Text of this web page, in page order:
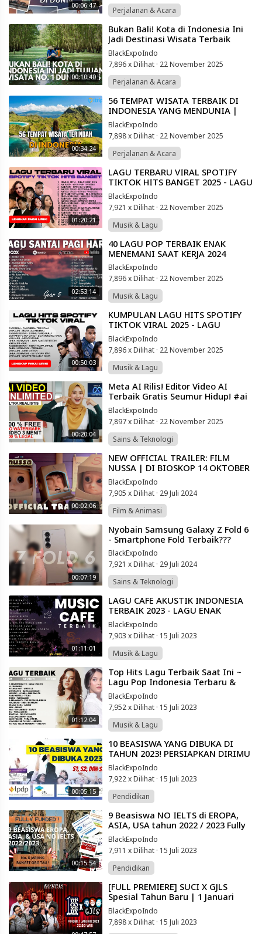
00:06:47
Perjalanan & Acara
00:10:40
⁣Bukan Bali! Kota di Indonesia Ini
Jadi Destinasi Wisata Terbaik
Dunia Tahun 2025
BlackExpoIndo
7,896 x Dilihat · 22 November 2025
Perjalanan & Acara
00:34:24
⁣56 TEMPAT WISATA TERBAIK DI
INDONESIA YANG MENDUNIA |
WISATA INDONESIA PAING HITS
2025
BlackExpoIndo
7,898 x Dilihat · 22 November 2025
Perjalanan & Acara
01:20:21
⁣LAGU TERBARU VIRAL SPOTIFY
TIKTOK HITS BANGET 2025 - LAGU
POP INDONESIA TERBAIK
BlackExpoIndo
7,921 x Dilihat · 22 November 2025
Musik & Lagu
02:53:14
⁣40 LAGU POP TERBAIK ENAK
MENEMANI SAAT KERJA 2024
BlackExpoIndo
7,896 x Dilihat · 22 November 2025
Musik & Lagu
00:50:03
⁣KUMPULAN LAGU HITS SPOTIFY
TIKTOK VIRAL 2025 - LAGU
INDONESIA TERBAIK
BlackExpoIndo
7,896 x Dilihat · 22 November 2025
Musik & Lagu
00:20:04
⁣Meta AI Rilis! Editor Video AI
Terbaik Gratis Seumur Hidup! #ai
#tutorial
BlackExpoIndo
7,897 x Dilihat · 22 November 2025
Sains & Teknologi
00:02:06
⁣NEW OFFICIAL TRAILER: FILM
NUSSA | DI BIOSKOP 14 OKTOBER
2021
BlackExpoIndo
7,905 x Dilihat · 29 Juli 2024
Film & Animasi
00:07:19
⁣Nyobain Samsung Galaxy Z Fold 6
- Smartphone Fold Terbaik???
BlackExpoIndo
7,921 x Dilihat · 29 Juli 2024
Sains & Teknologi
01:11:01
⁣LAGU CAFE AKUSTIK INDONESIA
TERBAIK 2023 - LAGU ENAK
SAMBIL KERJA ATAU NYETIR
BlackExpoIndo
7,903 x Dilihat · 15 Juli 2023
Musik & Lagu
01:12:04
⁣Top Hits Lagu Terbaik Saat Ini ~
Lagu Pop Indonesia Terbaru &
Terpopuler 2023
BlackExpoIndo
7,952 x Dilihat · 15 Juli 2023
Musik & Lagu
00:05:15
⁣10 BEASISWA YANG DIBUKA DI
TAHUN 2023! PERSIAPKAN DIRIMU
(UNTUK JENJANG S1,S2,S3)
BlackExpoIndo
7,922 x Dilihat · 15 Juli 2023
Pendidikan
00:15:54
⁣9 Beasiswa NO IELTS di EROPA,
ASIA, USA tahun 2022 / 2023 Fully
Funded‼️ #beasiswafullyfunded
BlackExpoIndo
7,911 x Dilihat · 15 Juli 2023
Pendidikan
⁣[FULL PREMIERE] SUCI X GJLS
Spesial Tahun Baru | 1 Januari
2023
BlackExpoIndo
7,898 x Dilihat · 15 Juli 2023